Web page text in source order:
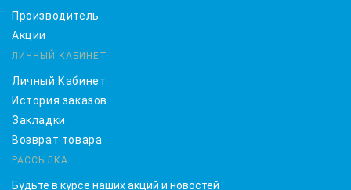
Производитель
Акции
ЛИЧНЫЙ КАБИНЕТ
Личный Кабинет
История заказов
Закладки
Возврат товара
РАССЫЛКА
Будьте в курсе наших акций и новостей